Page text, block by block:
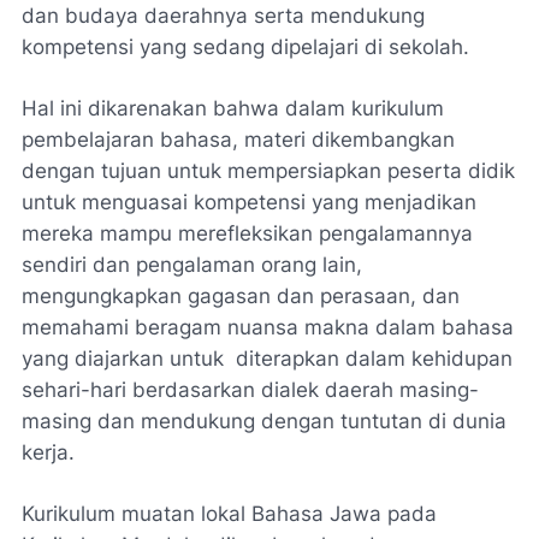
dan budaya daerahnya serta mendukung
kompetensi yang sedang dipelajari di sekolah.
Hal ini dikarenakan bahwa dalam kurikulum
pembelajaran bahasa, materi dikembangkan
dengan tujuan untuk mempersiapkan peserta didik
untuk menguasai kompetensi yang menjadikan
mereka mampu merefleksikan pengalamannya
sendiri dan pengalaman orang lain,
mengungkapkan gagasan dan perasaan, dan
memahami beragam nuansa makna dalam bahasa
yang diajarkan untuk diterapkan dalam kehidupan
sehari-hari berdasarkan dialek daerah masing-
masing dan mendukung dengan tuntutan di dunia
kerja.
Kurikulum muatan lokal Bahasa Jawa pada